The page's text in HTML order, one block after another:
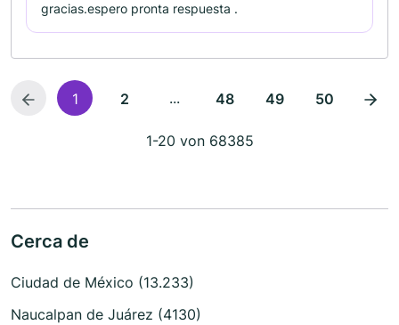
gracias.espero pronta respuesta .
1 2 ... 48 49 50
1-20 von 68385
Cerca de
Ciudad de México (13.233)
Naucalpan de Juárez (4130)